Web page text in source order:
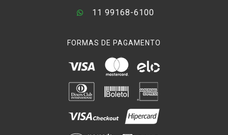
11 99168-6100
FORMAS DE PAGAMENTO